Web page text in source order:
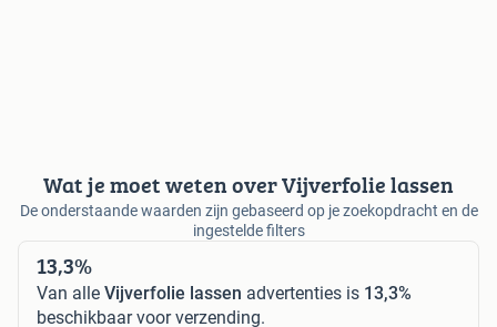
Wat je moet weten over Vijverfolie lassen
De onderstaande waarden zijn gebaseerd op je zoekopdracht en de
ingestelde filters
13,3%
Van alle Vijverfolie lassen advertenties is 13,3%
beschikbaar voor verzending.